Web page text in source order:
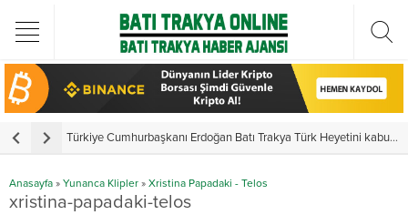
Türkiye Cumhurbaşkanı Erdoğan Batı Trakya Türk Heyetini kabul etti
Anasayfa » Yunanca Klipler » Xristina Papadaki - Telos
xristina-papadaki-telos